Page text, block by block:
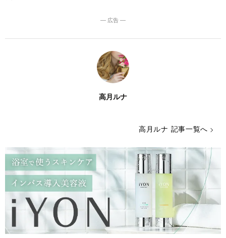
― 広告 ―
高月ルナ
高月ルナ 記事一覧へ